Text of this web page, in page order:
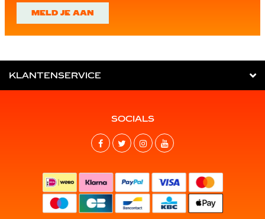
MELD JE AAN
KLANTENSERVICE
SOCIALS